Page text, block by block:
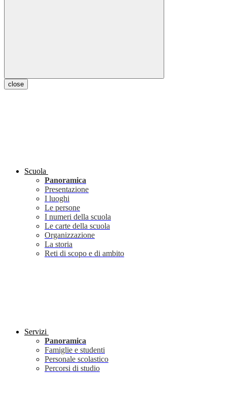
close
Scuola
Panoramica
Presentazione
I luoghi
Le persone
I numeri della scuola
Le carte della scuola
Organizzazione
La storia
Reti di scopo e di ambito
Servizi
Panoramica
Famiglie e studenti
Personale scolastico
Percorsi di studio